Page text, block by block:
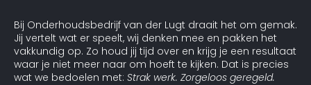
Bij Onderhoudsbedrijf van der Lugt draait het om gemak.
Jij vertelt wat er speelt, wij denken mee en pakken het
vakkundig op. Zo houd jij tijd over en krijg je een resultaat
waar je niet meer naar om hoeft te kijken. Dat is precies
wat we bedoelen met: Strak werk. Zorgeloos geregeld.